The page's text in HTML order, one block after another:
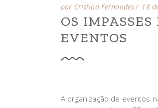
por Cristina Fernandes 18
OS
EVENTOS
A organização de eventos